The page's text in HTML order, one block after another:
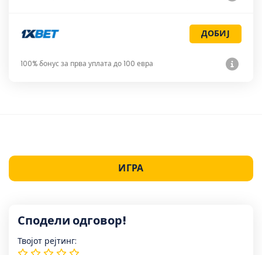
ДОБИЈ
100% бонус за прва уплата до 100 евра
ИГРА
Сподели одговор!
Твојот рејтинг: